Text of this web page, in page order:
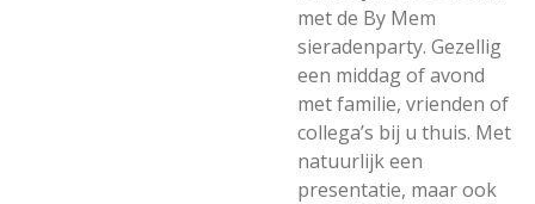
met de By Mem
sieradenparty. Gezellig
een middag of avond
met familie, vrienden of
collega’s bij u thuis. Met
natuurlijk een
presentatie, maar ook